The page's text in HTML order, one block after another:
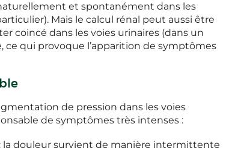
et spontanément dans les
Mais le calcul rénal peut aussi être
coincé dans les voies urinaires (dans un
ce qui provoque l’apparition de symptômes
de pression dans les voies
de symptômes très intenses :
douleur survient de manière intermittente